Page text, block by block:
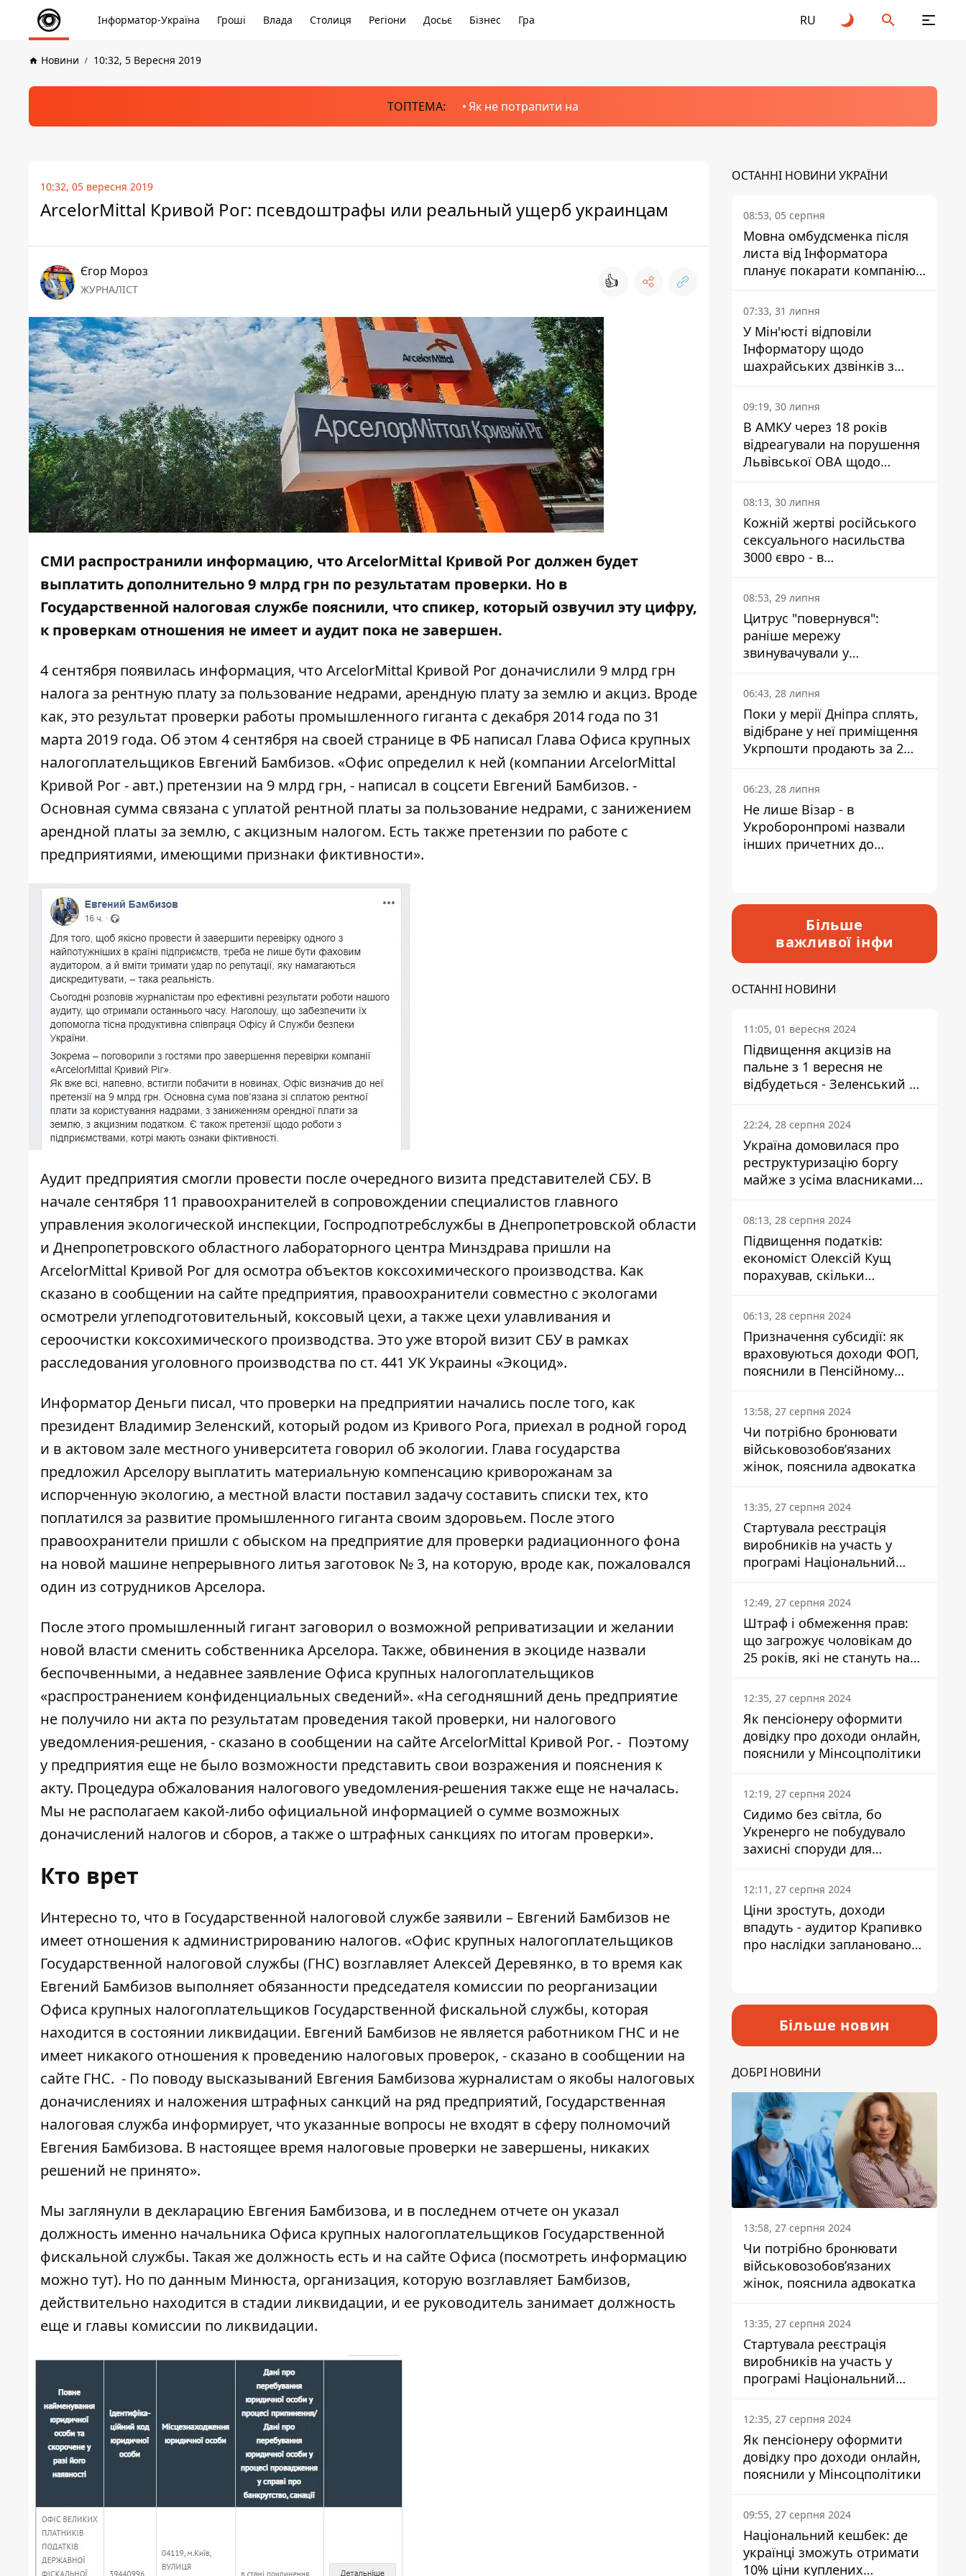
Інформатор-Україна Гроші Влада Столиця Регіони Досьє Бізнес Гра RU
Новини 10:32, 5 Вересня 2019
ТОПТЕМА: Як не потрапити на
10:32, 05 вересня 2019
ArcelorMittal Кривой Рог: псевдоштрафы или реальный ущерб украинцам
Єгор Мороз
ЖУРНАЛІСТ 👍
СМИ распространили информацию, что ArcelorMittal Кривой Рог должен будет
выплатить дополнительно 9 млрд грн по результатам проверки. Но в
Государственной налоговая службе пояснили, что спикер, который озвучил эту цифру,
к проверкам отношения не имеет и аудит пока не завершен.
4 сентября появилась информация, что ArcelorMittal Кривой Рог доначислили 9 млрд грн
налога за рентную плату за пользование недрами, арендную плату за землю и акциз. Вроде
как, это результат проверки работы промышленного гиганта с декабря 2014 года по 31
марта 2019 года. Об этом 4 сентября на своей странице в ФБ написал Глава Офиса крупных
налогоплательщиков Евгений Бамбизов. «Офис определил к ней (компании ArcelorMittal
Кривой Рог - авт.) претензии на 9 млрд грн, - написал в соцсети Евгений Бамбизов. -
Основная сумма связана с уплатой рентной платы за пользование недрами, с занижением
арендной платы за землю, с акцизным налогом. Есть также претензии по работе с
предприятиями, имеющими признаки фиктивности».
Аудит предприятия смогли провести после очередного визита представителей СБУ. В
начале сентября 11 правоохранителей в сопровождении специалистов главного
управления экологической инспекции, Госпродпотребслужбы в Днепропетровской области
и Днепропетровского областного лабораторного центра Минздрава пришли на
ArcelorMittal Кривой Рог для осмотра объектов коксохимического производства. Как
сказано в сообщении на сайте предприятия, правоохранители совместно с экологами
осмотрели углеподготовительный, коксовый цехи, а также цехи улавливания и
сероочистки коксохимического производства. Это уже второй визит СБУ в рамках
расследования уголовного производства по ст. 441 УК Украины «Экоцид».
Информатор Деньги писал, что проверки на предприятии начались после того, как
президент Владимир Зеленский, который родом из Кривого Рога, приехал в родной город
и в актовом зале местного университета говорил об экологии. Глава государства
предложил Арселору выплатить материальную компенсацию криворожанам за
испорченную экологию, а местной власти поставил задачу составить списки тех, кто
поплатился за развитие промышленного гиганта своим здоровьем. После этого
правоохранители пришли с обыском на предприятие для проверки радиационного фона
на новой машине непрерывного литья заготовок № 3, на которую, вроде как, пожаловался
один из сотрудников Арселора.
После этого промышленный гигант заговорил о возможной реприватизации и желании
новой власти сменить собственника Арселора. Также, обвинения в экоциде назвали
беспочвенными, а недавнее заявление Офиса крупных налогоплательщиков
«распространением конфиденциальных сведений». «На сегодняшний день предприятие
не получило ни акта по результатам проведения такой проверки, ни налогового
уведомления-решения, - сказано в сообщении на сайте ArcelorMittal Кривой Рог. - Поэтому
у предприятия еще не было возможности представить свои возражения и пояснения к
акту. Процедура обжалования налогового уведомления-решения также еще не началась.
Мы не располагаем какой-либо официальной информацией о сумме возможных
доначислений налогов и сборов, а также о штрафных санкциях по итогам проверки».
Кто врет
Интересно то, что в Государственной налоговой службезаявили – Евгений Бамбизов не
имеет отношения к администрированию налогов. «Офис крупных налогоплательщиков
Государственной налоговой службы (ГНС) возглавляет Алексей Деревянко, в то время как
Евгений Бамбизов выполняет обязанности председателя комиссии по реорганизации
Офиса крупных налогоплательщиков Государственной фискальной службы, которая
находится в состоянии ликвидации. Евгений Бамбизов не является работником ГНС и не
имеет никакого отношения к проведению налоговых проверок, - сказано в сообщении на
сайте ГНС. - По поводу высказываний Евгения Бамбизова журналистам о якобы налоговых
доначислениях и наложения штрафных санкций на ряд предприятий, Государственная
налоговая служба информирует, что указанные вопросы не входят в сферу полномочий
Евгения Бамбизова. В настоящее время налоговые проверки не завершены, никаких
решений не принято».
Мы заглянули в декларацию Евгения Бамбизова, и в последнем отчете он указал
должность именно начальника Офиса крупных налогоплательщиков Государственной
фискальной службы. Такая же должность есть и на сайте Офиса (посмотреть информацию
можно тут). Но по данным Минюста, организация, которую возглавляет Бамбизов,
действительно находится в стадии ликвидации, и ее руководитель занимает должность
еще и главы комиссии по ликвидации.
ОСТАННІ НОВИНИ УКРАЇНИ
08:53, 05 серпня
Мовна омбудсменка після
листа від Інформатора
планує покарати компанію-
підрядника ПриватБанку
07:33, 31 липня
У Мін'юсті відповіли
Інформатору щодо
шахрайських дзвінків з
камери Сумського СІЗО так,
що ніхто нічого не зрозумів
09:19, 30 липня
В АМКУ через 18 років
відреагували на порушення
Львівської ОВА щодо
харчування у закладах
освіти
08:13, 30 липня
Кожній жертві російського
сексуального насильства
3000 євро - в
Мінсоцполітики пояснили
Інформатору, звідки на це
гроші
08:53, 29 липня
Цитрус "повернувся":
раніше мережу
звинувачували у
контрабанді техніки та
ухиленні від сплати
податків
06:43, 28 липня
Поки у мерії Дніпра сплять,
відібране у неї приміщення
Укрпошти продають за 2
мільйони
06:23, 28 липня
Не лише Візар - в
Укроборонпромі назвали
інших причетних до
Більше
важливої інфи
ОСТАННІ НОВИНИ
11:05, 01 вересня 2024
Підвищення акцизів на
пальне з 1 вересня не
відбудеться - Зеленський не
підписав закон
22:24, 28 серпня 2024
Україна домовилася про
реструктуризацію боргу
майже з усіма власниками
єврооблігацій: що це
означає для країни
08:13, 28 серпня 2024
Підвищення податків:
економіст Олексій Кущ
порахував, скільки
заплатить кожен українець
06:13, 28 серпня 2024
Призначення субсидії: як
враховуються доходи ФОП,
пояснили в Пенсійному
фонді
13:58, 27 серпня 2024
Чи потрібно бронювати
військовозобов’язаних
жінок, пояснила адвокатка
13:35, 27 серпня 2024
Стартувала реєстрація
виробників на участь у
програмі Національний
кешбек: як це зробити
через портал Дія
12:49, 27 серпня 2024
Штраф і обмеження прав:
що загрожує чоловікам до
25 років, які не стануть на
військовий облік
12:35, 27 серпня 2024
Як пенсіонеру оформити
довідку про доходи онлайн,
пояснили у Мінсоцполітики
12:19, 27 серпня 2024
Сидимо без світла, бо
Укренерго не побудувало
захисні споруди для
енергетики - нардеп
Кучеренко
12:11, 27 серпня 2024
Ціни зростуть, доходи
впадуть - аудитор Крапивко
про наслідки запланованого
Більше новин
ДОБРІ НОВИНИ
13:58, 27 серпня 2024
Чи потрібно бронювати
військовозобов’язаних
жінок, пояснила адвокатка
13:35, 27 серпня 2024
Стартувала реєстрація
виробників на участь у
програмі Національний
кешбек: як це зробити
через портал Дія
12:35, 27 серпня 2024
Як пенсіонеру оформити
довідку про доходи онлайн,
пояснили у Мінсоцполітики
09:55, 27 серпня 2024
Національний кешбек: де
українці зможуть отримати
10% ціни куплених